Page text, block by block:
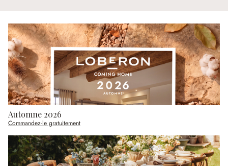
Automne 2026
Commandez-le gratuitement